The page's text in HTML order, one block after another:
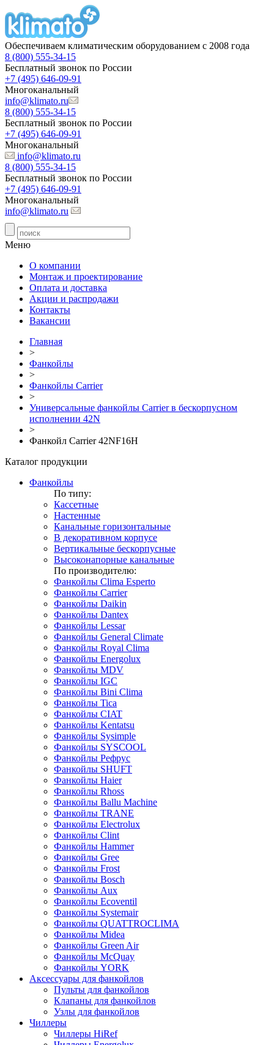
Обеспечиваем климатическим оборудованием с 2008 года
8 (800) 555-34-15
Бесплатный звонок по России
+7 (495) 646-09-91
Многоканальный
info@klimato.ru
8 (800) 555-34-15
Бесплатный звонок по России
+7 (495) 646-09-91
Многоканальный
info@klimato.ru
8 (800) 555-34-15
Бесплатный звонок по России
+7 (495) 646-09-91
Многоканальный
info@klimato.ru
Меню
О компании
Монтаж и проектирование
Оплата и доставка
Акции и распродажи
Контакты
Вакансии
Главная
>
Фанкойлы
>
Фанкойлы Carrier
>
Универсальные фанкойлы Carrier в бескорпусном
исполнении 42N
>
Фанкойл Carrier 42NF16H
Каталог продукции
Фанкойлы
По типу:
Кассетные
Настенные
Канальные горизонтальные
В декоративном корпусе
Вертикальные бескорпусные
Высоконапорные канальные
По производителю:
Фанкойлы Clima Esperto
Фанкойлы Carrier
Фанкойлы Daikin
Фанкойлы Dantex
Фанкойлы Lessar
Фанкойлы General Climate
Фанкойлы Royal Clima
Фанкойлы Energolux
Фанкойлы MDV
Фанкойлы IGC
Фанкойлы Bini Clima
Фанкойлы Tica
Фанкойлы CIAT
Фанкойлы Kentatsu
Фанкойлы Sysimple
Фанкойлы SYSCOOL
Фанкойлы Рефрус
Фанкойлы SHUFT
Фанкойлы Haier
Фанкойлы Rhoss
Фанкойлы Ballu Machine
Фанкойлы TRANE
Фанкойлы Electrolux
Фанкойлы Clint
Фанкойлы Hammer
Фанкойлы Gree
Фанкойлы Frost
Фанкойлы Bosch
Фанкойлы Aux
Фанкойлы Ecoventil
Фанкойлы Systemair
Фанкойлы QUATTROCLIMA
Фанкойлы Midea
Фанкойлы Green Air
Фанкойлы McQuay
Фанкойлы YORK
Аксессуары для фанкойлов
Пульты для фанкойлов
Клапаны для фанкойлов
Узлы для фанкойлов
Чиллеры
Чиллеры HiRef